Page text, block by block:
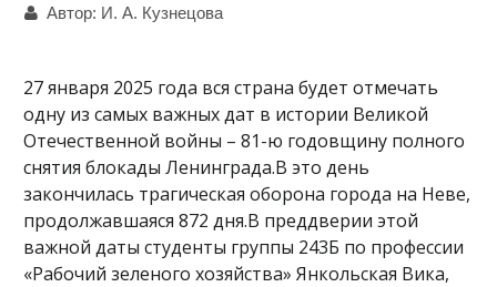
Автор: И. А. Кузнецова
27 января 2025 года вся страна будет отмечать
одну из самых важных дат в истории Великой
Отечественной войны – 81-ю годовщину полного
снятия блокады Ленинграда.В это день
закончилась трагическая оборона города на Неве,
продолжавшаяся 872 дня.В преддверии этой
важной даты студенты группы 243Б по профессии
«Рабочий зеленого хозяйства» Янкольская Вика,